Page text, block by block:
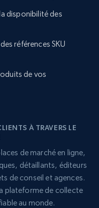
disponibilité des
références SKU
de vos
À TRAVERS LE
de marché en ligne,
détaillants, éditeurs
de conseil et agences.
plateforme de collecte
au monde.